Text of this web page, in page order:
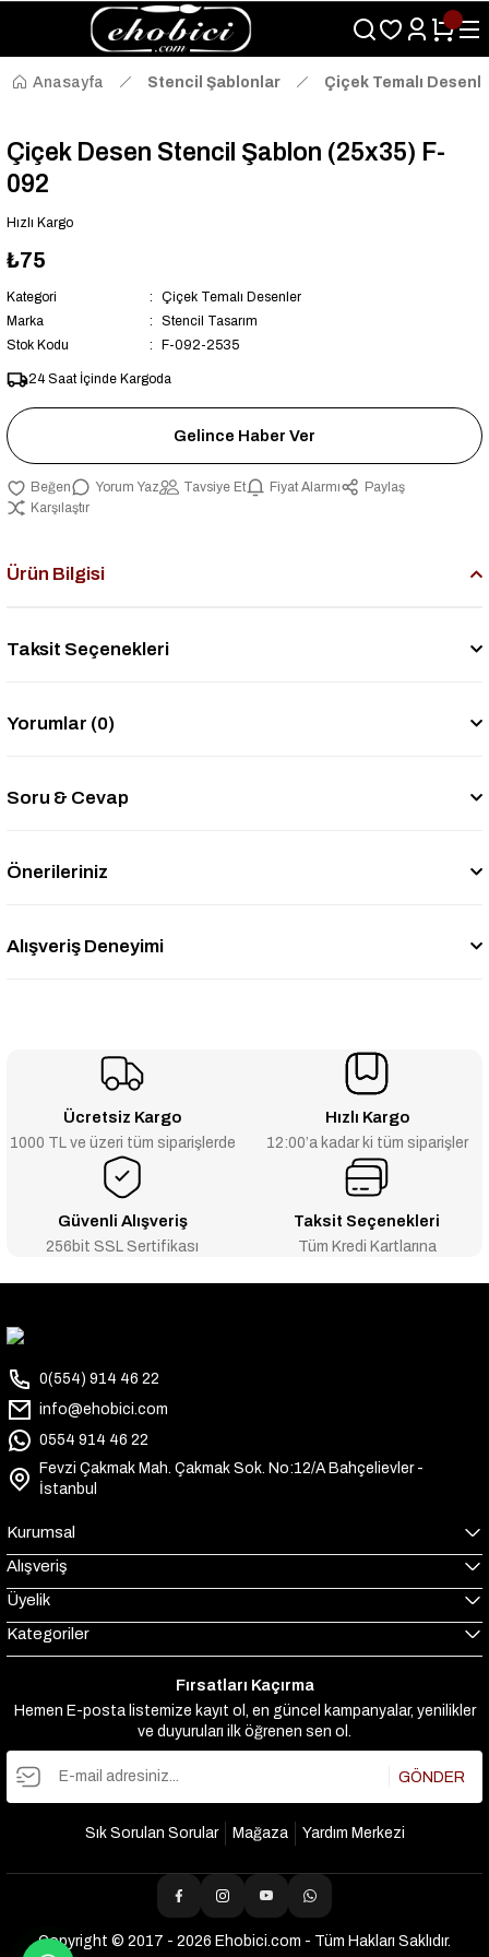
Size Özel "HG10" Kodu ile Sepette Hemen %10 İndirim Fırsatını
Kaçırmayın!
Anasayfa Stencil Şablonlar Çiçek Temalı
Çiçek Desen Stencil Şablon (25x35) F-
092
Hızlı Kargo
₺75
Kategori
Çiçek Temalı Desenler
Marka
Stencil Tasarım
Stok Kodu
F-092-2535
24 Saat İçinde Kargoda
Gelince Haber Ver
Yorum Yaz Tavsiye Et Fiyat Alarmı
Paylaş
Karşılaştır
Ürün Bilgisi
Taksit Seçenekleri
Yorumlar (0)
Soru & Cevap
Önerileriniz
Alışveriş Deneyimi
Ücretsiz Kargo
1000 TL ve üzeri tüm siparişlerde
Hızlı Kargo
12:00’a kadar ki tüm siparişler
Güvenli Alışveriş
256bit SSL Sertifikası
Taksit Seçenekleri
Tüm Kredi Kartlarına
0(554) 914 46 22
info@ehobici.com
0554 914 46 22
Fevzi Çakmak Mah. Çakmak Sok. No:12/A Bahçelievler -
İstanbul
Kurumsal
Alışveriş
Üyelik
Kategoriler
Fırsatları Kaçırma
Hemen E-posta listemize kayıt ol, en güncel kampanyalar, yenilikler
ve duyuruları ilk öğrenen sen ol.
GÖNDER
Sık Sorulan Sorular Mağaza Yardım Merkezi
Copyright © 2017 - 2026 Ehobici.com - Tüm Hakları Saklıdır.